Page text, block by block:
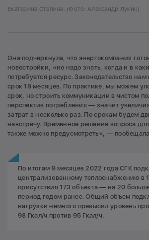
Екатерина Степина. (Фото: Александр Лукин)
Она подчеркнула, что энергокомпания
новостройки, «но надо знать, когда и в
потребуется ресурс. Законодательство нам
срок 18 месяцев. По практике, мы можем
срок, но строить коммуникации в чистом
перспектив потребления — значит
затрат в несколько раз. По срокам будем
навстречу. Временное решение вопроса
также можно предусмотреть», —
По итогам 9 месяцев 2022 года СГК
централизованному теплоснабжению в
присутствия 173 объекта — на 20
период годом ранее. Общий объем
нагрузки немного превысил уровень
98 Гкал/ч против 95 Гкал/ч.